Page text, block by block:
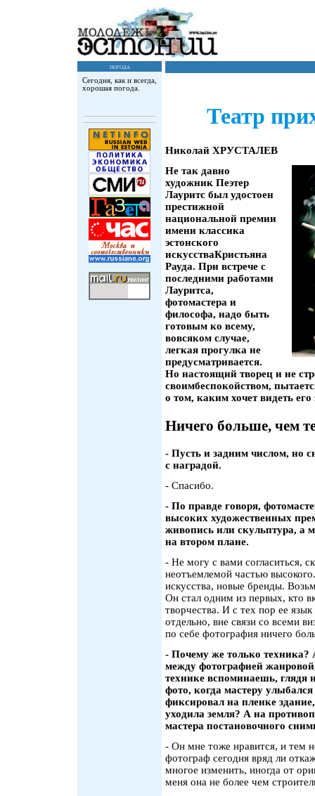
погода
Сегодня, как и всегда,
хорошая погода.
Театр
Николай ХРУСТАЛЕВ
Не так давно
художник Пеэтер
Лауритс был удостоен
престижной
национальной премии
имени классика
эстонского
искусстваКристьяна
Рауда. При встрече с
последними работами
Лауритса,
фотомастера и
философа, надо быть
готовым ко всему,
вовсяком случае,
легкая прогулка не
предусматривается.
Но настоящий творец и не
своимбеспокойством,
о том, каким хочет видеть его
Ничего больше, чем
- Пусть и задним числом, но
с наградой.
- Спасибо.
- По правде говоря,
высоких художественных
живопись или скульптура, а
на втором плане.
- Не могу с вами согласиться,
неотъемлемой частью
искусства, новые бренды.
Он стал одним из первых, кто
творчества. И с тех пор ее
отдельно, вне связи со всеми
по себе фотография ничего
- Почему же только
между фотографией
технике вспоминаешь, глядя
фото, когда мастеру
фиксировал на пленке
уходила земля? А на
мастера постановочного
- Он мне тоже нравится, и тем
фотограф сегодня вряд ли
многое изменить, иногда от
меня она не более чем